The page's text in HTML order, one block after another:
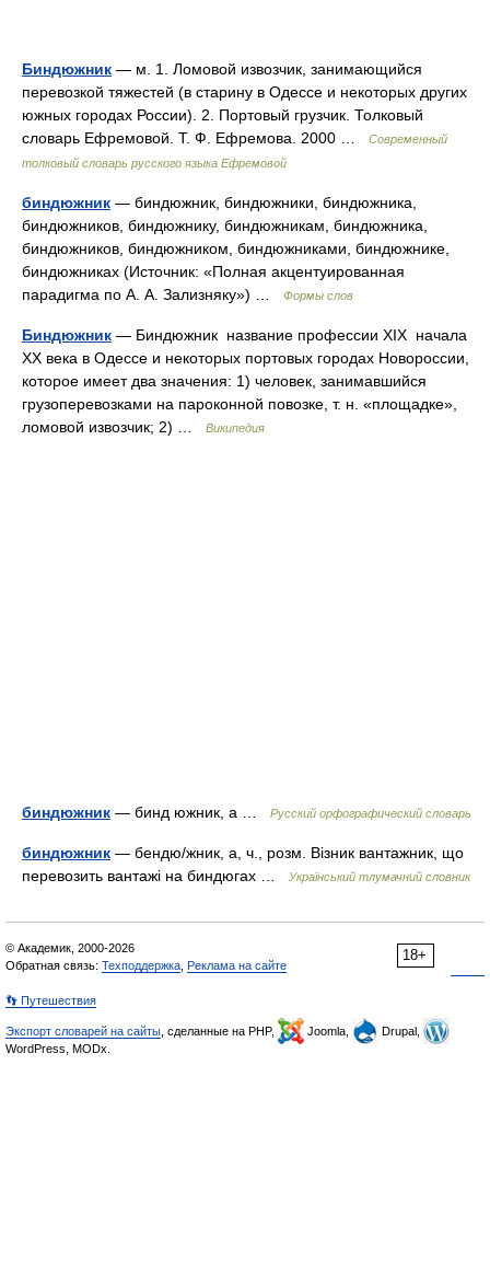
Биндюжник — м. 1. Ломовой извозчик, занимающийся
перевозкой тяжестей (в старину в Одессе и некоторых других
южных городах России). 2. Портовый грузчик. Толковый
словарь Ефремовой. Т. Ф. Ефремова. 2000 …
Современный
толковый словарь русского языка Ефремовой
биндюжник — биндюжник, биндюжники, биндюжника,
биндюжников, биндюжнику, биндюжникам, биндюжника,
биндюжников, биндюжником, биндюжниками, биндюжнике,
биндюжниках (Источник: «Полная акцентуированная
парадигма по А. А. Зализняку») …
Формы слов
Биндюжник — Биндюжник название профессии XIX начала
XX века в Одессе и некоторых портовых городах Новороссии,
которое имеет два значения: 1) человек, занимавшийся
грузоперевозками на пароконной повозке, т. н. «площадке»,
ломовой извозчик; 2) …
Википедия
биндюжник — бинд южник, а … Русский орфографический словарь
биндюжник — бендю/жник, а, ч., розм. Візник вантажник, що
перевозить вантажі на биндюгах …
Український тлумачний словник
18+
© Академик, 2000-2026
Обратная связь: Техподдержка Реклама на сайте
👣 Путешествия
Экспорт словарей на сайты , сделанные на PHP, Joomla,
Drupal,
WordPress, MODx.